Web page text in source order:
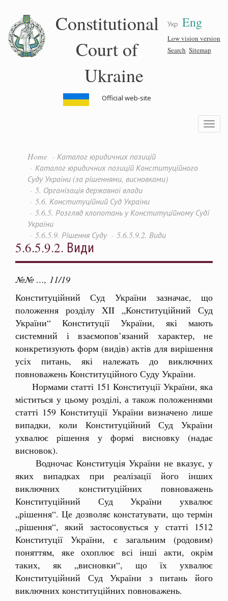
content
Укр Eng
Low vision version
Search Sitemap
Constitutional
Court of
Ukraine
Official web-site
Toggle
Home
Каталог юридичних позицій
Каталог юридичних позицій Конституційного
Суду України (за рішеннями, висновками)
5. Організація державної влади
5.6. Конституційний Суд України
5.6.5. Розгляд клопотань у Конституційному Суді
України
5.6.5.9. Рішення Суду
5.6.5.9.2. Види
5.6.5.9.2. Види
№№ …, 11/19
Конституційний Суд України зазначає, що
положення розділу XII „Конституційний Суд
України“ Конституції України, які мають
системний і взаємопов’язаний характер, не
конкретизують форм (видів) актів для вирішення
усіх питань, які належать до виключних
повноважень Конституційного Суду України.
Нормами статті 151 Конституції України, яка
міститься у цьому розділі, а також положеннями
статті 159 Конституції України визначено лише
випадки, коли Конституційний Суд України
ухвалює рішення у формі висновку (надає
висновок).
Водночас Конституція України не вказує, у
яких випадках при реалізації його інших
виключних конституційних повноважень
Конституційний Суд України ухвалює
„рішення“. Це дозволяє констатувати, що термін
„рішення“, який застосовується у статті 1512
Конституції України, є загальним (родовим)
поняттям, яке охоплює всі інші акти, окрім
таких, як „висновки“, що їх ухвалює
Конституційний Суд України з питань його
виключних конституційних повноважень.